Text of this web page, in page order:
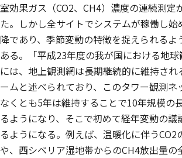
室効果ガス（CO2、CH4）濃度の連続測定
た。しかし全サイトでシステムが稼働し
降であり、季節変動の特徴を捉えられるよ
ある。「平成23年度の我が国における地球
には、地上観測網は長期継続的に維持され
ームと述べられており、このタワー観測ネ
なくとも5年は維持することで10年規模の
るようになり、そこで初めて経年変動の議
るようになる。例えば、温暖化に伴うCO2
や、西シベリア湿地帯からのCH4放出量の